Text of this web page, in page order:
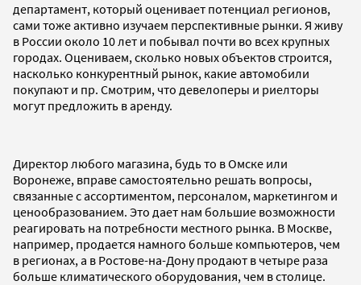
департамент, который оценивает потенциал регионов,
сами тоже активно изучаем перспективные рынки. Я живу
в России около 10 лет и побывал почти во всех крупных
городах. Оцениваем, сколько новых объектов строится,
насколько конкурентный рынок, какие автомобили
покупают и пр. Смотрим, что девелоперы и риелторы
могут предложить в аренду.
Директор любого магазина, будь то в Омске или
Воронеже, вправе самостоятельно решать вопросы,
связанные с ассортиментом, персоналом, маркетингом и
ценообразованием. Это дает нам большие возможности
реагировать на потребности местного рынка. В Москве,
например, продается намного больше компьютеров, чем
в регионах, а в Ростове-на-Дону продают в четыре раза
больше климатического оборудования, чем в столице.